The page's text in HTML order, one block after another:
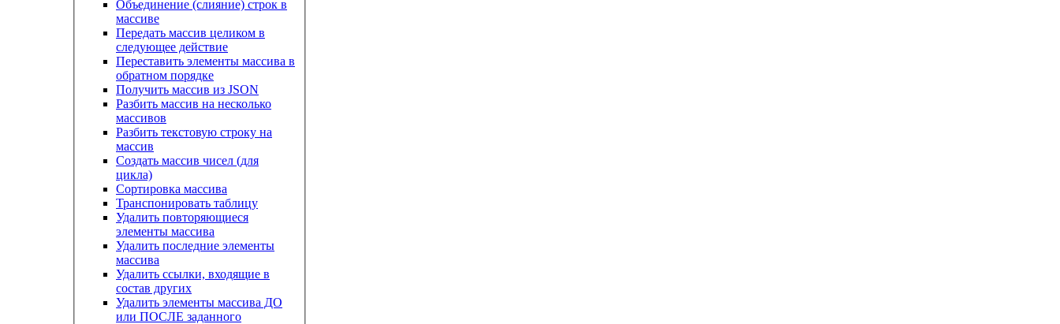
Объединение (слияние) строк в
массиве
Передать массив целиком в
следующее действие
Переставить элементы массива в
обратном порядке
Получить массив из JSON
Разбить массив на несколько
массивов
Разбить текстовую строку на
массив
Создать массив чисел (для
цикла)
Сортировка массива
Транспонировать таблицу
Удалить повторяющиеся
элементы массива
Удалить последние элементы
массива
Удалить ссылки, входящие в
состав других
Удалить элементы массива ДО
или ПОСЛЕ заданного